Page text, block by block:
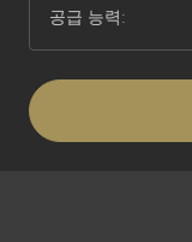
공급 능력: